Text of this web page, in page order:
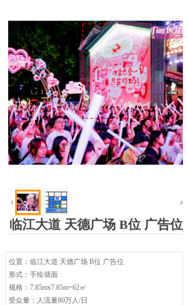
临江大道 天德广场 B位 广告位
位置：临江大道 天德广场 B位 广告位
形式：手绘墙面
规格：7.85mx7.85m=62㎡
受众量：人流量80万人/日